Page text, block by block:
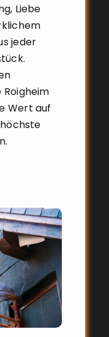
Liebe
jeder
Wert auf